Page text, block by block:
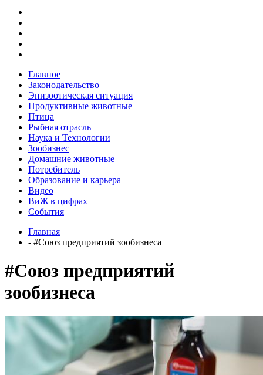
Главное
Законодательство
Эпизоотическая ситуация
Продуктивные животные
Птица
Рыбная отрасль
Наука и Технологии
Зообизнес
Домашние животные
Потребитель
Образование и карьера
Видео
ВиЖ в цифрах
События
Главная
- #Союз предприятий зообизнеса
#Союз предприятий
зообизнеса